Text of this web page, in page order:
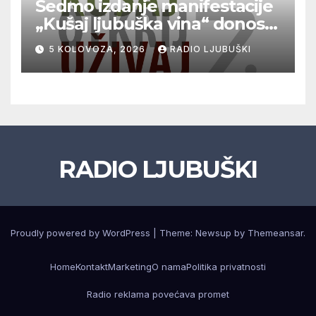
Sedmo izdanje manifestacije
„Kušaj ljubuška vina“ donosi
vrhunska vina, gastronomiju i
glazbu
5 KOLOVOZA, 2026 RADIO LJUBUŠKI
RADIO LJUBUŠKI
Proudly powered by WordPress Theme: Newsup by Themeansar.
HomeKontaktMarketingO namaPolitika privatnosti
Radio reklama povećava promet